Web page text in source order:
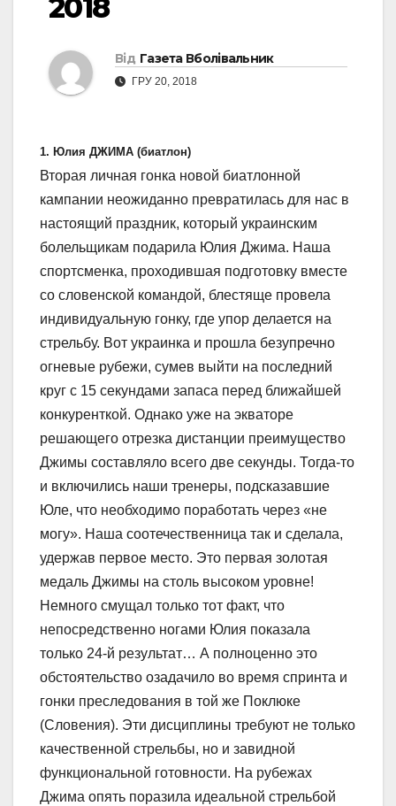
2018
Від Газета Вболівальник
ГРУ 20, 2018
1. Юлия ДЖИМА (биатлон)
Вторая личная гонка новой биатлонной
кампании неожиданно превратилась для нас в
настоящий праздник, который украинским
болельщикам подарила Юлия Джима. Наша
спортсменка, проходившая подготовку вместе
со словенской командой, блестяще провела
индивидуальную гонку, где упор делается на
стрельбу. Вот украинка и прошла безупречно
огневые рубежи, сумев выйти на последний
круг с 15 секундами запаса перед ближайшей
конкуренткой. Однако уже на экваторе
решающего отрезка дистанции преимущество
Джимы составляло всего две секунды. Тогда-то
и включились наши тренеры, подсказавшие
Юле, что необходимо поработать через «не
могу». Наша соотечественница так и сделала,
удержав первое место. Это первая золотая
медаль Джимы на столь высоком уровне!
Немного смущал только тот факт, что
непосредственно ногами Юлия показала
только 24-й результат… А полноценно это
обстоятельство озадачило во время спринта и
гонки преследования в той же Поклюке
(Словения). Эти дисциплины требуют не только
качественной стрельбы, но и завидной
функциональной готовности. На рубежах
Джима опять поразила идеальной стрельбой